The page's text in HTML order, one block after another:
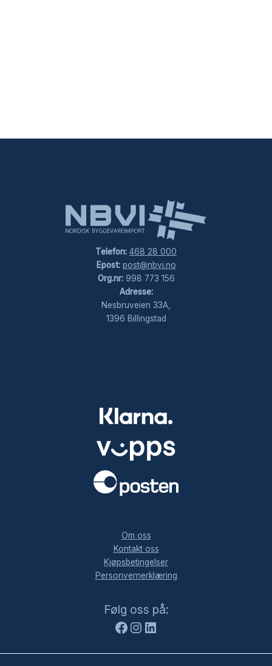
Telefon: 468 28 000
Epost: post@nbvi.no
Org.nr:998 773 156
Adresse:
Nesbruveien 33A,
1396 Billingstad
Om oss
Kontakt oss
Kjøpsbetingelser
Personvernerklæring
Følg oss på:
Facebook
Instagram
LinkedIn